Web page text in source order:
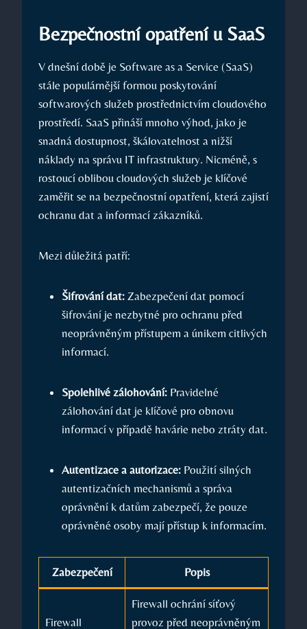
Bezpečnostní opatření u SaaS
V dnešní době je Software as a Service (SaaS)
stále populárnější formou poskytování
softwarových služeb prostřednictvím cloudového
prostředí. SaaS přináší mnoho výhod, jako je
snadná dostupnost, škálovatelnost a nižší
náklady na správu IT infrastruktury. Nicméně, s
rostoucí oblibou cloudových služeb je klíčové
zaměřit se na bezpečnostní opatření, která zajistí
ochranu dat a informací zákazníků.
Mezi důležitá patří:
Šifrování dat: Zabezpečení dat pomocí
šifrování je nezbytné pro ochranu před
neoprávněným přístupem a únikem citlivých
informací.
Spolehlivé zálohování: Pravidelné
zálohování dat je klíčové pro obnovu
informací v případě havárie nebo ztráty dat.
Autentizace a autorizace: Použití silných
autentizačních mechanismů a správa
oprávnění k datům zabezpečí, že pouze
oprávněné osoby mají přístup k informacím.
Zabezpečení Popis
Firewall
Firewall ochrání síťový
provoz před neoprávněným